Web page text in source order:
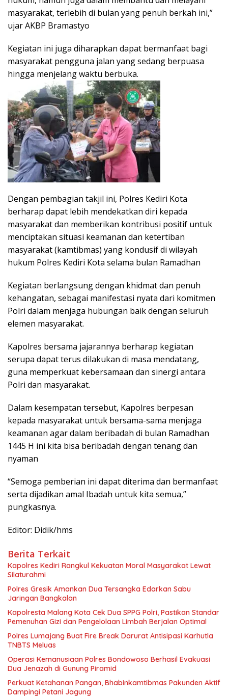
masyarakat, terlebih di bulan yang penuh berkah ini,”
ujar AKBP Bramastyo
Kegiatan ini juga diharapkan dapat bermanfaat bagi
masyarakat pengguna jalan yang sedang berpuasa
hingga menjelang waktu berbuka.
Dengan pembagian takjil ini, Polres Kediri Kota
berharap dapat lebih mendekatkan diri kepada
masyarakat dan memberikan kontribusi positif untuk
menciptakan situasi keamanan dan ketertiban
masyarakat (kamtibmas) yang kondusif di wilayah
hukum Polres Kediri Kota selama bulan Ramadhan
Kegiatan berlangsung dengan khidmat dan penuh
kehangatan, sebagai manifestasi nyata dari komitmen
Polri dalam menjaga hubungan baik dengan seluruh
elemen masyarakat.
Kapolres bersama jajarannya berharap kegiatan
serupa dapat terus dilakukan di masa mendatang,
guna memperkuat kebersamaan dan sinergi antara
Polri dan masyarakat.
Dalam kesempatan tersebut, Kapolres berpesan
kepada masyarakat untuk bersama-sama menjaga
keamanan agar dalam beribadah di bulan Ramadhan
1445 H ini kita bisa beribadah dengan tenang dan
nyaman
“Semoga pemberian ini dapat diterima dan bermanfaat
serta dijadikan amal Ibadah untuk kita semua,”
pungkasnya.
Editor: Didik/hms
Berita Terkait
Kapolres Kediri Rangkul Kekuatan Moral Masyarakat Lewat
Silaturahmi
Polres Gresik Amankan Dua Tersangka Edarkan Sabu
Jaringan Bangkalan
Kapolresta Malang Kota Cek Dua SPPG Polri, Pastikan Standar
Pemenuhan Gizi dan Pengelolaan Limbah Berjalan Optimal
Polres Lumajang Buat Fire Break Darurat Antisipasi Karhutla
TNBTS Meluas
Operasi Kemanusiaan Polres Bondowoso Berhasil Evakuasi
Dua Jenazah di Gunung Piramid
Perkuat Ketahanan Pangan, Bhabinkamtibmas Pakunden Aktif
Dampingi Petani Jagung